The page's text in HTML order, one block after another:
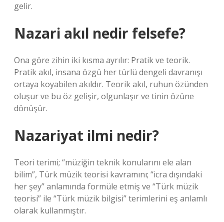
gelir.
Nazari akıl nedir felsefe?
Ona göre zihin iki kısma ayrılır: Pratik ve teorik.
Pratik akıl, insana özgü her türlü dengeli davranışı
ortaya koyabilen akıldır. Teorik akıl, ruhun özünden
oluşur ve bu öz gelişir, olgunlaşır ve tinin özüne
dönüşür.
Nazariyat ilmi nedir?
Teori terimi; “müziğin teknik konularını ele alan
bilim”, Türk müzik teorisi kavramını; “icra dışındaki
her şey” anlamında formüle etmiş ve “Türk müzik
teorisi” ile “Türk müzik bilgisi” terimlerini eş anlamlı
olarak kullanmıştır.